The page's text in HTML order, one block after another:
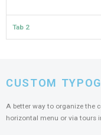
Tab 2
CUSTOM
A better way to organize the
horizontal menu or via tours